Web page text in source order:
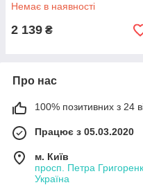
Немає в наявності
2 139 ₴
Про нас
100% позитивних з 24
Працює з 05.03.2020
м. Київ
просп. Петра
Україна